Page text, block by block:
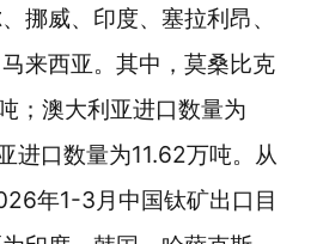
挪威、印度、塞拉利昂、
来西亚。其中，莫桑比克
；澳大利亚进口数量为
进口数量为11.62万吨。从
年1-3月中国钛矿出口目